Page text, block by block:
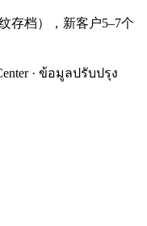
存档），新客户5–7个
· ข้อมูลปรับปรุง